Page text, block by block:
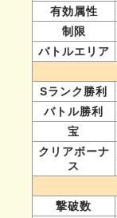
有効属性
制限
バトルエリア
Sランク勝利
バトル勝利
宝
クリアボーナ
ス
撃破数